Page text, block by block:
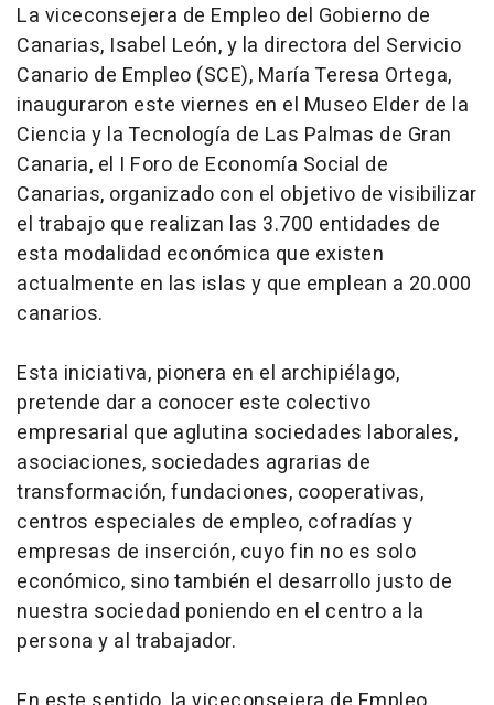
La viceconsejera de Empleo del Gobierno de
Canarias, Isabel León, y la directora del Servicio
Canario de Empleo (SCE), María Teresa Ortega,
inauguraron este viernes en el Museo Elder de la
Ciencia y la Tecnología de Las Palmas de Gran
Canaria, el I Foro de Economía Social de
Canarias, organizado con el objetivo de visibilizar
el trabajo que realizan las 3.700 entidades de
esta modalidad económica que existen
actualmente en las islas y que emplean a 20.000
canarios.
Esta iniciativa, pionera en el archipiélago,
pretende dar a conocer este colectivo
empresarial que aglutina sociedades laborales,
asociaciones, sociedades agrarias de
transformación, fundaciones, cooperativas,
centros especiales de empleo, cofradías y
empresas de inserción, cuyo fin no es solo
económico, sino también el desarrollo justo de
nuestra sociedad poniendo en el centro a la
persona y al trabajador.